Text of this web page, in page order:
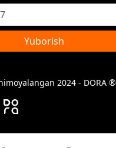
Yuborish
2024 - DORA ®